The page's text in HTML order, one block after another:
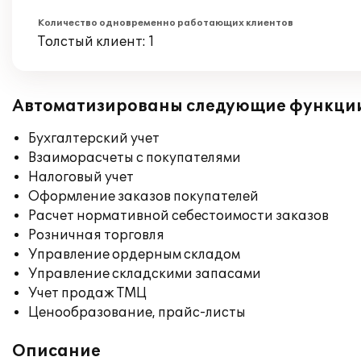
Количество одновременно работающих клиентов
Толстый клиент: 1
Автоматизированы следующие
Бухгалтерский учет
Взаиморасчеты с покупателями
Налоговый учет
Оформление заказов покупателей
Расчет нормативной себестоимости заказов
Розничная торговля
Управление ордерным складом
Управление складскими запасами
Учет продаж ТМЦ
Ценообразование, прайс-листы
Описание